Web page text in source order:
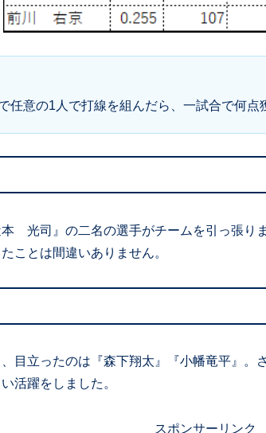
任意の1人で打線を組んだら、一試合で何点
光司』の二名の選手がチームを引っ張り
ことは間違いありません。
目立ったのは『森下翔太』『小幡竜平』
活躍をしました。
スポンサーリンク